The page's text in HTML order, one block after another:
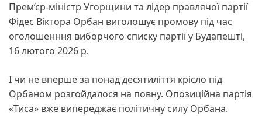
Прем’єр-міністр Угорщини та лідер правлячої партії
Фідес Віктора Орбан виголошує промову під час
оголошенння виборчого списку партії у Будапешті,
16 лютого 2026 р.
І чи не вперше за понад десятиліття крісло під
Орбаном розгойдалося на повну. Опозиційна партія
«Тиса» вже випереджає політичну силу Орбана.